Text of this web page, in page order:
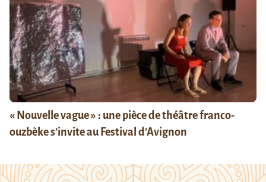
« Nouvelle vague » : une pièce de théâtre franco-
ouzbèke s’invite au Festival d’Avignon